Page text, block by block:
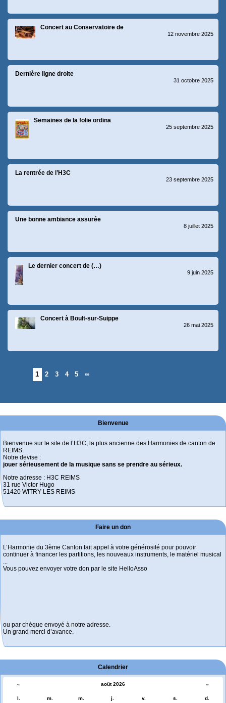
Concert au Conservatoire de
12 novembre 2025
Dernière ligne droite
31 octobre 2025
Semaines de la folie ordina
25 septembre 2025
La rentrée de l’H3C
23 septembre 2025
Une bonne ambiance assurée
8 juillet 2025
Le dernier concert de (…)
9 juin 2025
Concert à Boult-sur-Suippe
26 mai 2025
1 2 3 4 5 ∞
Bienvenue
Bienvenue sur le site de l’H3C, la plus ancienne des Harmonies de canton de
REIMS.
Notre devise :
jouer sérieusement de la musique sans se prendre au sérieux.
Notre adresse : H3C REIMS
31 rue Victor Hugo
51420 WITRY LES REIMS
Faire un don
L’Harmonie du 3ème Canton fait appel à votre générosité pour pouvoir
continuer à financer les partitions, les nouveaux instruments, le matériel musical
Vous pouvez envoyer votre don par le site HelloAsso
ou par chèque envoyé à notre adresse.
Un grand merci d’avance.
Calendrier
« août 2026 »
l. m. m. j. v. s. d.